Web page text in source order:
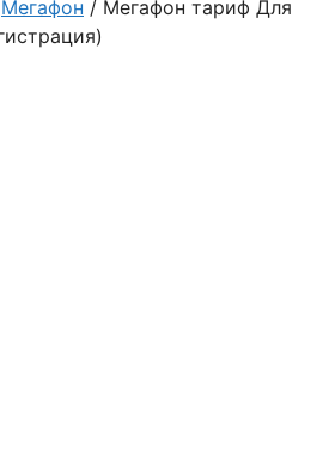
Мегафон / Мегафон тариф Для